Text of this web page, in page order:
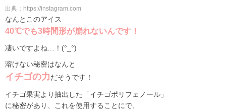
出典：https://instagram.com
なんとこのアイス
40℃でも3時間形が崩れないんです！
凄いですよね…！(°_°)
溶けない秘密はなんと
イチゴの力だそうです！
イチゴ果実より抽出した「イチゴポリフェノール」
に秘密があり、これを使用することにで、